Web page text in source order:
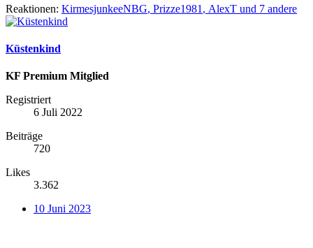
Reaktionen: KirmesjunkeeNBG, Prizze1981 , AlexT und 7 andere
Küstenkind
KF Premium Mitglied
Registriert
6 Juli 2022
Beiträge
720
Likes
3.362
10 Juni 2023